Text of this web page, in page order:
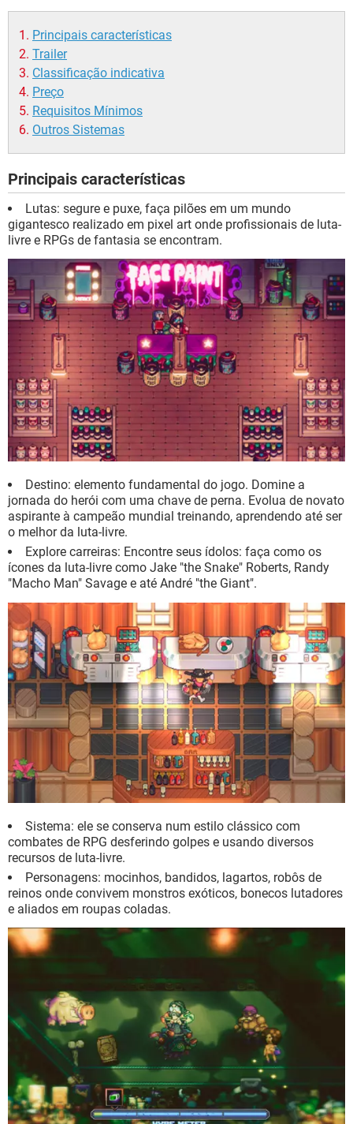
Principais características
Trailer
Classificação indicativa
Preço
Requisitos Mínimos
Outros Sistemas
Principais características
Lutas: segure e puxe, faça pilões em um mundo
gigantesco realizado em pixel art onde profissionais de luta-
livre e RPGs de fantasia se encontram.
Destino: elemento fundamental do jogo. Domine a
jornada do herói com uma chave de perna. Evolua de novato
aspirante à campeão mundial treinando, aprendendo até ser
o melhor da luta-livre.
Explore carreiras: Encontre seus ídolos: faça como os
ícones da luta-livre como Jake "the Snake" Roberts, Randy
"Macho Man" Savage e até André "the Giant".
Sistema: ele se conserva num estilo clássico com
combates de RPG desferindo golpes e usando diversos
recursos de luta-livre.
Personagens: mocinhos, bandidos, lagartos, robôs de
reinos onde convivem monstros exóticos, bonecos lutadores
e aliados em roupas coladas.